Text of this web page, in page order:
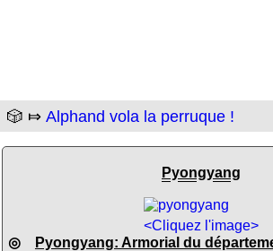
🎲 ⤇ Alphand vola la perruque !
Pyongyang
<Cliquez l'image>
◎
Pyongyang: Armorial du